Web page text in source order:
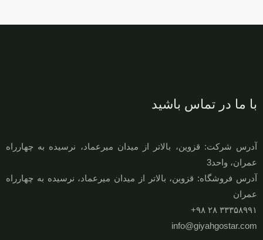
با ما در تماس باشید
آدرس شرکت: قزوين، بالاتر از ميدان ميرعماد، نرسيده به چهارراه
عمران، واحد3
آدرس فروشگاه: قزوين، بالاتر از ميدان ميرعماد، نرسيده به چهارراه
عمران
۳۳۳۵۸۹۹۱ ۲۸ ۹۸+
info@giyahgostar.com